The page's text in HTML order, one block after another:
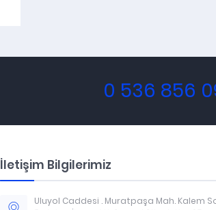
0 536 856
İletişim Bilgilerimiz
Uluyol Caddesi . Muratpaşa Mah. Kalem